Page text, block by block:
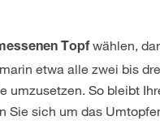
Topfwählen,
etwa alle zwei bis
umzusetzen. So bleibt
Sie sich um das